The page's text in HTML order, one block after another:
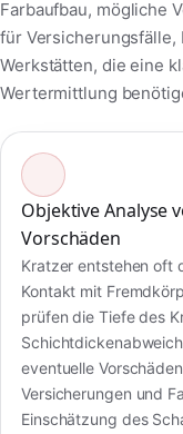
Farbaufbau, mögliche
für Versicherungsfälle,
Werkstätten, die eine
Wertermittlung
Objektive Analyse
Vorschäden
Kratzer entstehen oft
Kontakt mit
prüfen die Tiefe des
eventuelle
Versicherungen und
Einschätzung des